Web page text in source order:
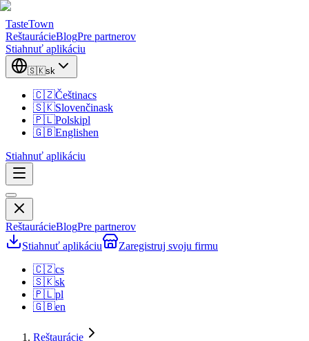
TasteTown
ReštaurácieBlogPre partnerov
Stiahnuť aplikáciu
🇸🇰sk
🇨🇿Češtinacs
🇸🇰Slovenčinask
🇵🇱Polskipl
🇬🇧Englishen
Stiahnuť aplikáciu
ReštaurácieBlogPre partnerov
Stiahnuť aplikáciu
Zaregistruj svoju firmu
🇨🇿cs
🇸🇰sk
🇵🇱pl
🇬🇧en
Reštaurácie